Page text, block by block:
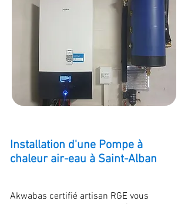
Installation d'une Pompe à
chaleur air-eau à Saint-Alban
Akwabas certifié artisan RGE vous